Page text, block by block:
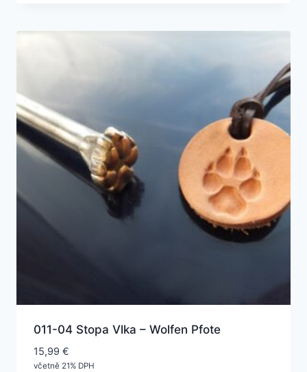
011-04 Stopa Vlka – Wolfen Pfote
15,99 €
včetně 21% DPH